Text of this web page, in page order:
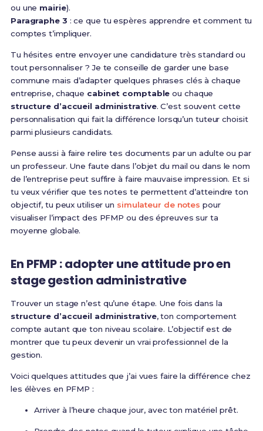
ou une mairie).
Paragraphe 3 : ce que tu espères apprendre et comment tu
comptes t’impliquer.
Tu hésites entre envoyer une candidature très standard ou
tout personnaliser ? Je te conseille de garder une base
commune mais d’adapter quelques phrases clés à chaque
entreprise, chaque cabinet comptable ou chaque
structure d’accueil administrative. C’est souvent cette
personnalisation qui fait la différence lorsqu’un tuteur choisit
parmi plusieurs candidats.
Pense aussi à faire relire tes documents par un adulte ou par
un professeur. Une faute dans l’objet du mail ou dans le nom
de l’entreprise peut suffire à faire mauvaise impression. Et si
tu veux vérifier que tes notes te permettent d’atteindre ton
objectif, tu peux utiliser un simulateur de notes pour
visualiser l’impact des PFMP ou des épreuves sur ta
moyenne globale.
En PFMP : adopter une attitude pro en
stage gestion administrative
Trouver un stage n’est qu’une étape. Une fois dans la
structure d’accueil administrative, ton comportement
compte autant que ton niveau scolaire. L’objectif est de
montrer que tu peux devenir un vrai professionnel de la
gestion.
Voici quelques attitudes que j’ai vues faire la différence chez
les élèves en PFMP :
Arriver à l’heure chaque jour, avec ton matériel prêt.